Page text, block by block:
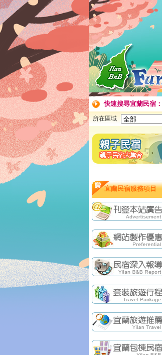
快速搜尋宜蘭民宿：
所在區域
宜蘭民宿服務項目